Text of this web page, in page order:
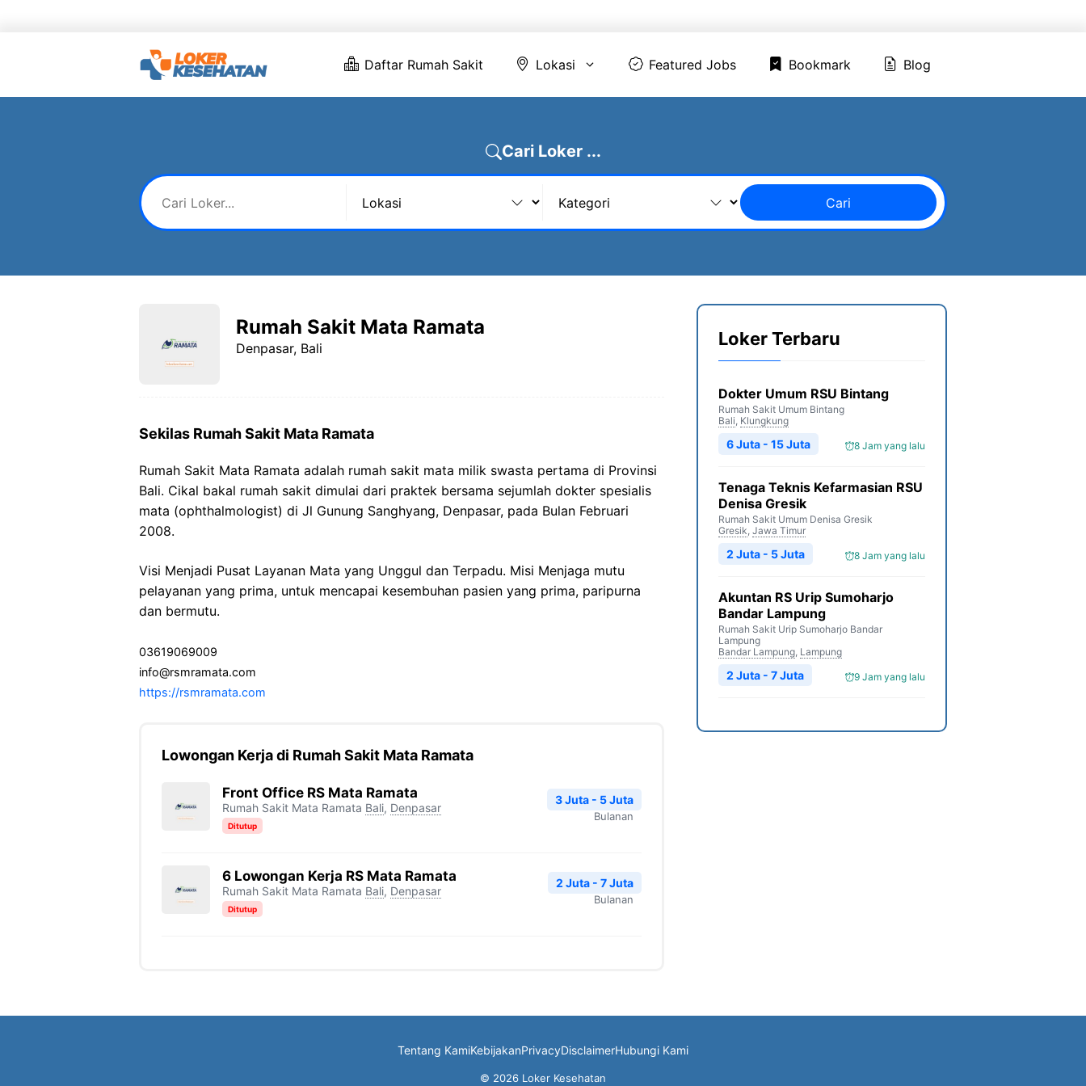
Daftar Rumah Sakit Lokasi Featured Jobs Bookmark Blog
Cari Loker ...
Cari
Rumah Sakit Mata Ramata
Denpasar, Bali
Sekilas Rumah Sakit Mata Ramata
Rumah Sakit Mata Ramata adalah rumah sakit mata milik swasta pertama di Provinsi
Bali. Cikal bakal rumah sakit dimulai dari praktek bersama sejumlah dokter spesialis
mata (ophthalmologist) di Jl Gunung Sanghyang, Denpasar, pada Bulan Februari
2008.
Visi Menjadi Pusat Layanan Mata yang Unggul dan Terpadu. Misi Menjaga mutu
pelayanan yang prima, untuk mencapai kesembuhan pasien yang prima, paripurna
dan bermutu.
03619069009
info@rsmramata.com
https://rsmramata.com
Lowongan Kerja di Rumah Sakit Mata Ramata
Front Office RS Mata Ramata
Rumah Sakit Mata Ramata Bali, Denpasar
Ditutup
3 Juta - 5 Juta
Bulanan
6 Lowongan Kerja RS Mata Ramata
Rumah Sakit Mata Ramata Bali, Denpasar
Ditutup
2 Juta - 7 Juta
Bulanan
Loker Terbaru
Dokter Umum RSU Bintang
Rumah Sakit Umum Bintang
Bali, Klungkung
8 Jam yang lalu
6 Juta - 15 Juta
Tenaga Teknis Kefarmasian RSU
Denisa Gresik
Rumah Sakit Umum Denisa Gresik
Gresik, Jawa Timur
8 Jam yang lalu
2 Juta - 5 Juta
Akuntan RS Urip Sumoharjo
Bandar Lampung
Rumah Sakit Urip Sumoharjo Bandar
Lampung
Bandar Lampung, Lampung
9 Jam yang lalu
2 Juta - 7 Juta
Tentang KamiKebijakanPrivacyDisclaimerHubungi Kami
© 2026 Loker Kesehatan